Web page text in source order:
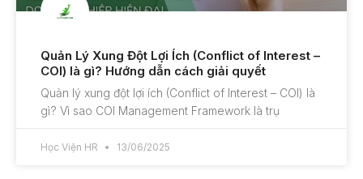
Quản Lý Xung Đột Lợi Ích (Conflict of Interest –
COI) là gì? Hướng dẫn cách giải quyết
Quản lý xung đột lợi ích (Conflict of Interest – COI) là
gì? Vì sao COI Management Framework là trụ
Học Viện HR 13/06/2025